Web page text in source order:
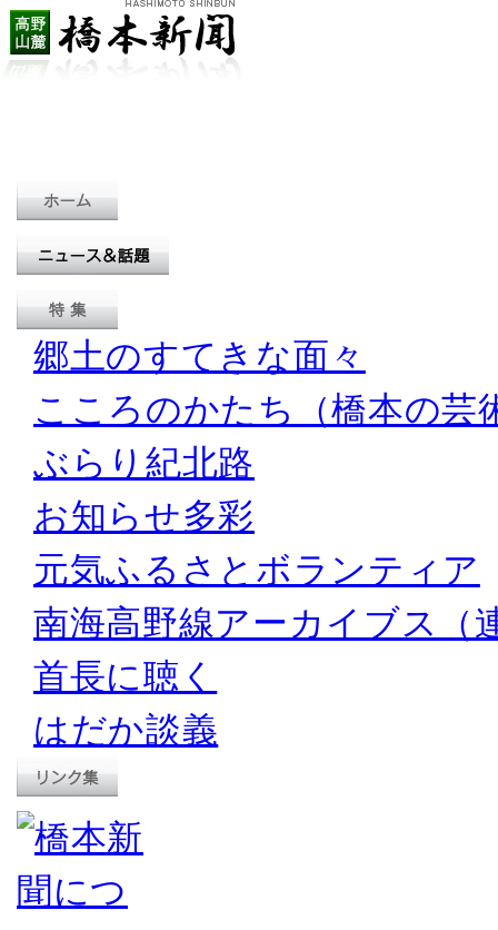
郷土のすてきな面々
こころのかたち（橋本の芸
ぶらり紀北路
お知らせ多彩
元気ふるさとボランティア
南海高野線アーカイブス（
首長に聴く
はだか談義